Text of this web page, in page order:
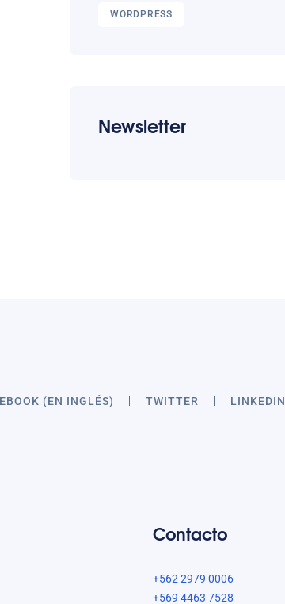
WORDPRESS
Newsletter
(EN INGLÉS) TWITTER LINKEDIN
Contacto
+562 2979 0006
+569 4463 7528